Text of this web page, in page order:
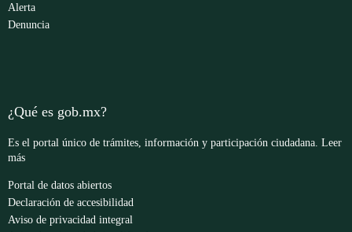
Alerta
Denuncia
¿Qué es gob.mx?
Es el portal único de trámites, información y participación ciudadana. Leer
más
Portal de datos abiertos
Declaración de accesibilidad
Aviso de privacidad integral